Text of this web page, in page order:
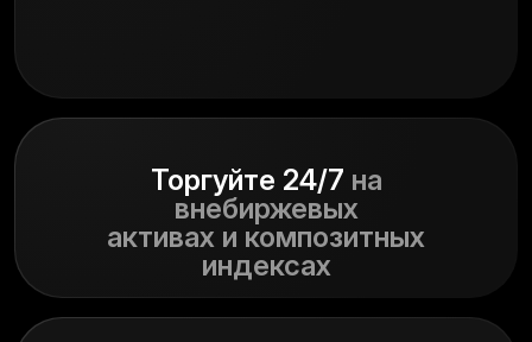
Торгуйте 24/7 на
внебиржевых
активах и композитных
индексах